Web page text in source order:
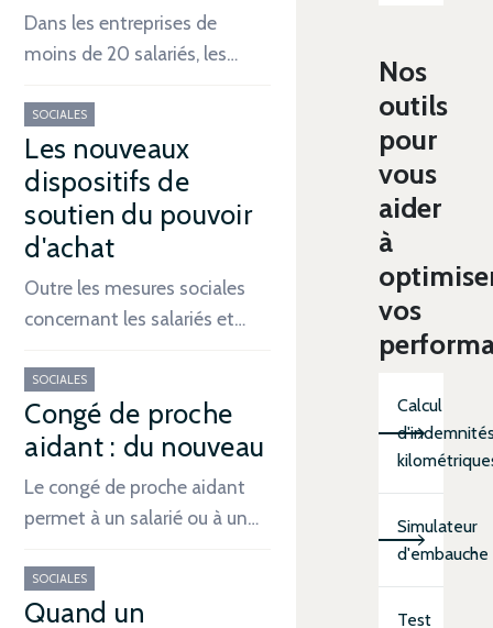
Dans les entreprises de
moins de 20 salariés, les…
SOCIALES
Les nouveaux
dispositifs de
soutien du pouvoir
d'achat
Outre les mesures sociales
concernant les salariés et…
SOCIALES
Congé de proche
aidant : du nouveau
Le congé de proche aidant
permet à un salarié ou à un…
SOCIALES
Quand un
Nos
outils
pour
vous
aider
à
vos
Calcul
Simulateur
d'embauche
Test